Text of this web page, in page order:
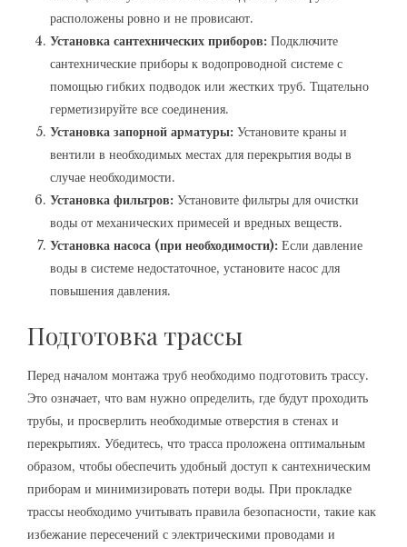
расположены ровно и не провисают.
Установка сантехнических приборов: Подключите
сантехнические приборы к водопроводной системе с
помощью гибких подводок или жестких труб. Тщательно
герметизируйте все соединения.
Установка запорной арматуры: Установите краны и
вентили в необходимых местах для перекрытия воды в
случае необходимости.
Установка фильтров: Установите фильтры для очистки
воды от механических примесей и вредных веществ.
Установка насоса (при необходимости): Если давление
воды в системе недостаточное, установите насос для
повышения давления.
Подготовка трассы
Перед началом монтажа труб необходимо подготовить трассу.
Это означает, что вам нужно определить, где будут проходить
трубы, и просверлить необходимые отверстия в стенах и
перекрытиях. Убедитесь, что трасса проложена оптимальным
образом, чтобы обеспечить удобный доступ к сантехническим
приборам и минимизировать потери воды. При прокладке
трассы необходимо учитывать правила безопасности, такие как
избежание пересечений с электрическими проводами и